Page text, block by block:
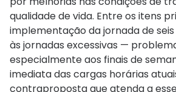
qualidade de vida. Entre os itens
implementação da jornada de
às jornadas excessivas —
especialmente aos finais de
imediata das cargas horárias
contraproposta que atenda a